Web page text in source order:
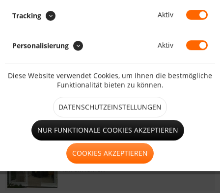
Tür mit 2xReißverschluss und
Tracking Aktiv
Personalisierung Aktiv
Diese Website verwendet Cookies, um Ihnen die bestmögliche
Funktionalität bieten zu können.
DATENSCHUTZEINSTELLUNGEN
NUR FUNKTIONALE COOKIES AKZEPTIEREN
COOKIES AKZEPTIEREN